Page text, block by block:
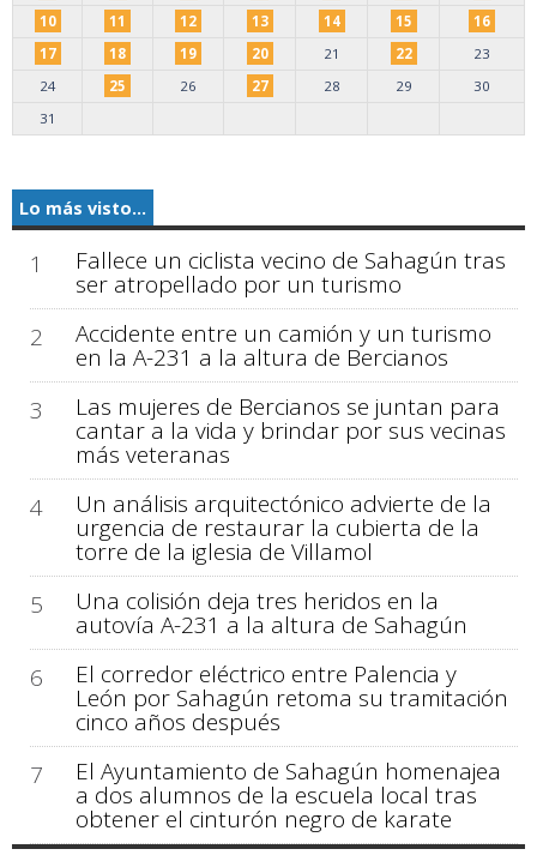
10
11 12 13 14 15
16
17
18 19 20 21 22
23
24
25 26 27 28 29
30
31
Lo más visto...
1 Fallece un ciclista vecino de Sahagún tras
ser atropellado por un turismo
2
Accidente entre un camión y un turismo
en la A-231 a la altura de Bercianos
3
Las mujeres de Bercianos se juntan para
cantar a la vida y brindar por sus vecinas
más veteranas
4
Un análisis arquitectónico advierte de la
urgencia de restaurar la cubierta de la
torre de la iglesia de Villamol
5
Una colisión deja tres heridos en la
autovía A-231 a la altura de Sahagún
6
El corredor eléctrico entre Palencia y
León por Sahagún retoma su tramitación
cinco años después
7
El Ayuntamiento de Sahagún homenajea
a dos alumnos de la escuela local tras
obtener el cinturón negro de karate